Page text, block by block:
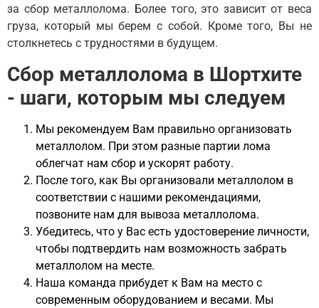
за сбор металлолома. Более того, это зависит от веса
груза, который мы берем с собой. Кроме того, Вы не
столкнетесь с трудностями в будущем.
Сбор металлолома в Шортхите
- шаги, которым мы следуем
Мы рекомендуем Вам правильно организовать
металлолом. При этом разные партии лома
облегчат нам сбор и ускорят работу.
После того, как Вы организовали металлолом в
соответствии с нашими рекомендациями,
позвоните нам для вывоза металлолома.
Убедитесь, что у Вас есть удостоверение личности,
чтобы подтвердить нам возможность забрать
металлолом на месте.
Наша команда прибудет к Вам на место с
современным оборудованием и весами. Мы